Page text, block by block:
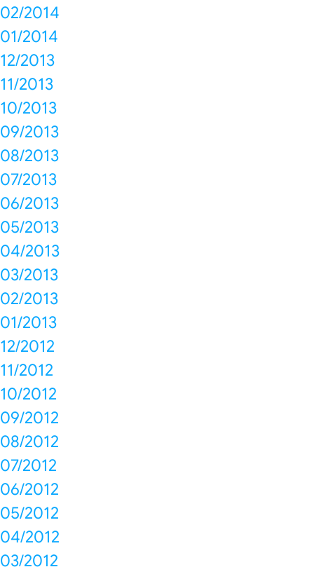
02/2014
01/2014
12/2013
11/2013
10/2013
09/2013
08/2013
07/2013
06/2013
05/2013
04/2013
03/2013
02/2013
01/2013
12/2012
11/2012
10/2012
09/2012
08/2012
07/2012
06/2012
05/2012
04/2012
03/2012